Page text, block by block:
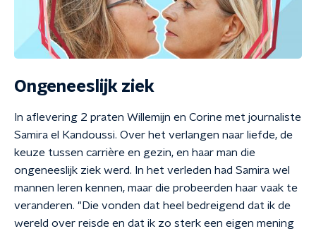
Ongeneeslijk ziek
In aflevering 2 praten Willemijn en Corine met journaliste
Samira el Kandoussi. Over het verlangen naar liefde, de
keuze tussen carrière en gezin, en haar man die
ongeneeslijk ziek werd. In het verleden had Samira wel
mannen leren kennen, maar die probeerden haar vaak te
veranderen. "Die vonden dat heel bedreigend dat ik de
wereld over reisde en dat ik zo sterk een eigen mening